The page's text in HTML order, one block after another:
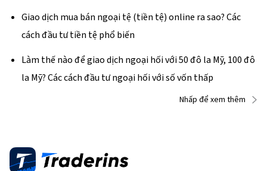
Giao dịch mua bán ngoại tệ (tiền tệ) online ra sao? Các
cách đầu tư tiền tệ phổ biến
Làm thế nào để giao dịch ngoại hối với 50 đô la Mỹ, 100 đô
la Mỹ? Các cách đầu tư ngoại hối với số vốn thấp
Nhấp để xem thêm